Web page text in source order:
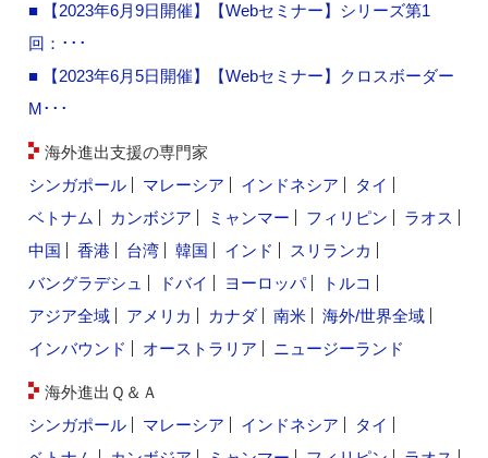
■ 【2023年6月9日開催】【Webセミナー】シリーズ第1
回：･･･
■ 【2023年6月5日開催】【Webセミナー】クロスボーダー
M･･･
海外進出支援の専門家
シンガポール
マレーシア インドネシア
タイ
ベトナム
カンボジア ミャンマー フィリピン
ラオス
中国
香港 台湾 韓国 インド
スリランカ
バングラデシュ
ドバイ ヨーロッパ
トルコ
アジア全域
アメリカ カナダ 南米
海外/世界全域
インバウンド
オーストラリア ニュージーランド
海外進出Ｑ＆Ａ
シンガポール
マレーシア インドネシア
タイ